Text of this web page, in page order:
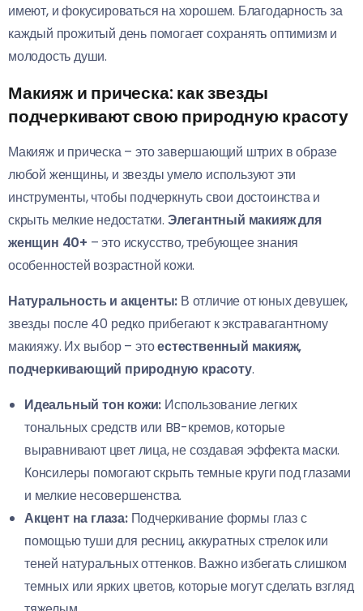
имеют, и фокусироваться на хорошем. Благодарность за
каждый прожитый день помогает сохранять оптимизм и
молодость души.
Макияж и прическа: как звезды
подчеркивают свою природную красоту
Макияж и прическа – это завершающий штрих в образе
любой женщины, и звезды умело используют эти
инструменты, чтобы подчеркнуть свои достоинства и
скрыть мелкие недостатки. Элегантный макияж для
женщин 40+ – это искусство, требующее знания
особенностей возрастной кожи.
Натуральность и акценты: В отличие от юных девушек,
звезды после 40 редко прибегают к экстравагантному
макияжу. Их выбор – этоестественный макияж,
подчеркивающий природную красоту.
Идеальный тон кожи: Использование легких
тональных средств или BB-кремов, которые
выравнивают цвет лица, не создавая эффекта маски.
Консилеры помогают скрыть темные круги под глазами
и мелкие несовершенства.
Акцент на глаза:Подчеркивание формы глаз с
помощью туши для ресниц, аккуратных стрелок или
теней натуральных оттенков. Важно избегать слишком
темных или ярких цветов, которые могут сделать взгляд